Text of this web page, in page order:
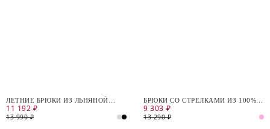
ЛЕТНИЕ БРЮКИ ИЗ ЛЬНЯНОЙ
ТКАНИ
11 192 ₽
13 990 ₽
БРЮКИ СО СТРЕЛКАМИ ИЗ 100%
ХЛОПКА
9 303 ₽
13 290 ₽